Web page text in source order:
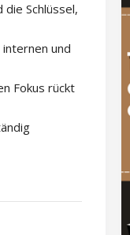
die Schlüssel,
und
Fokus rückt